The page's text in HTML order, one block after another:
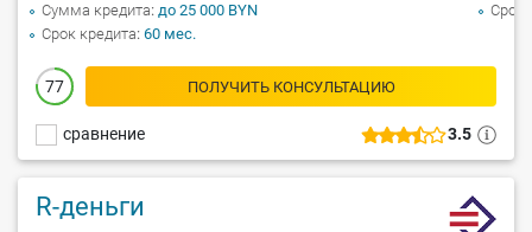
3.5
сравнение
77 ПОЛУЧИТЬ КОНСУЛЬТАЦИЮ
Сумма кредита до 25 000 BYN
Срок кредита 60 мес.
Срок
R-деньги